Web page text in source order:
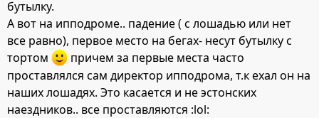
бутылку.
А вот на ипподроме.. падение ( с лошадью или нет
все равно), первое место на бегах- несут бутылку с
тортом
причем за первые места часто
проставлялся сам директор ипподрома, т.к ехал он на
наших лошадях. Это касается и не эстонских
наездников.. все проставляются :lol: